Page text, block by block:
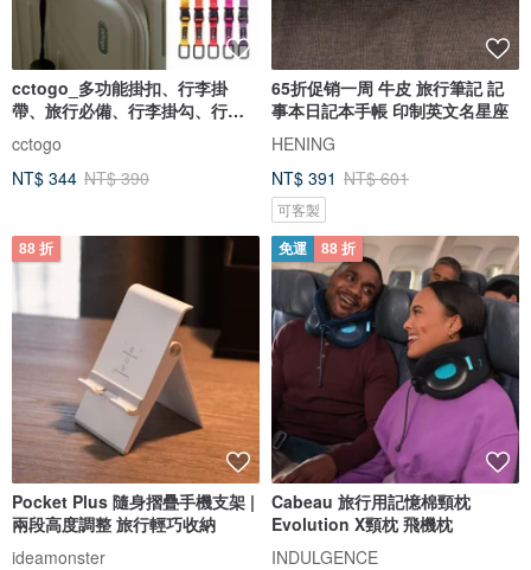
cctogo_多功能掛扣、行李掛
帶、旅行必備、行李掛勾、行李
固定
cctogo
NT$ 344 NT$ 390
65折促销一周 牛皮 旅行筆記 記
事本日記本手帳 印制英文名星座
HENING
NT$ 391 NT$ 601
可客製
88 折
Pocket Plus 隨身摺疊手機支架 |
兩段高度調整 旅行輕巧收納
ideamonster
免運 88 折
Cabeau 旅行用記憶棉頸枕
Evolution X頸枕 飛機枕
INDULGENCE